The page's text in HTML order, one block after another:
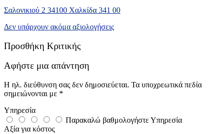
Σαλονικιού 2 34100 Χαλκίδα 341 00
Δεν υπάρχουν ακόμα αξιολογήσεις
Προσθήκη Κριτικής
Αφήστε μια απάντηση
Η ηλ. διεύθυνση σας δεν δημοσιεύεται. Τα υποχρεωτικά πεδία
σημειώνονται με *
Υπηρεσία
Παρακαλώ βαθμολογήστε Υπηρεσία
Αξία για κόστος